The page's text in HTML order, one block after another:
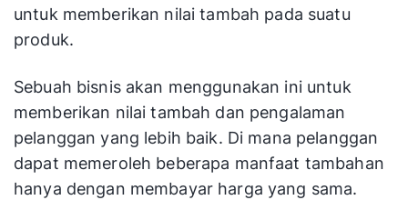
untuk memberikan nilai tambah pada suatu
produk.
Sebuah bisnis akan menggunakan ini untuk
memberikan nilai tambah dan pengalaman
pelanggan yang lebih baik. Di mana pelanggan
dapat memeroleh beberapa manfaat tambahan
hanya dengan membayar harga yang sama.